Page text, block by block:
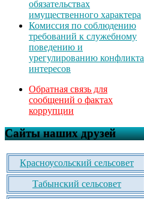
обязательствах
имущественного характера
Комиссия по соблюдению
требований к служебному
поведению и
урегулированию конфликта
интересов
Обратная связь для
сообщений о фактах
коррупции
Сайты наших друзей
Красноусольский сельсовет
Табынский сельсовет